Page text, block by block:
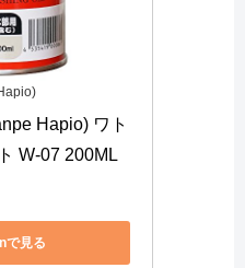
Hapio) ワト
W-07 200ML
で見る